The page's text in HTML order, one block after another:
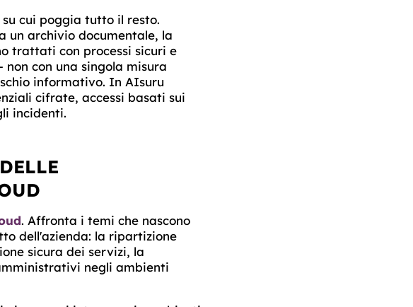
su cui poggia tutto il resto.
un archivio documentale, la
trattati con processi sicuri e
con una singola misura
informativo. In AIsuru
cifrate, accessi basati sui
incidenti.
. Affronta i temi che nascono
dell'azienda: la ripartizione
sicura dei servizi, la
negli ambienti